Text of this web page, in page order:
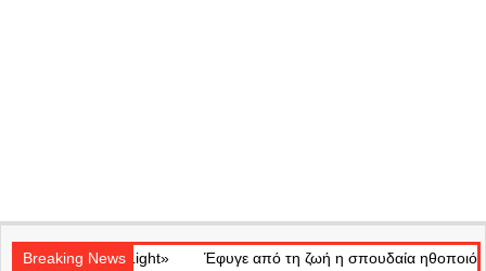
Navigation
Breaking News
«Ray of Light» Έφυγε από τη ζωή η σπουδαία ηθοποιός